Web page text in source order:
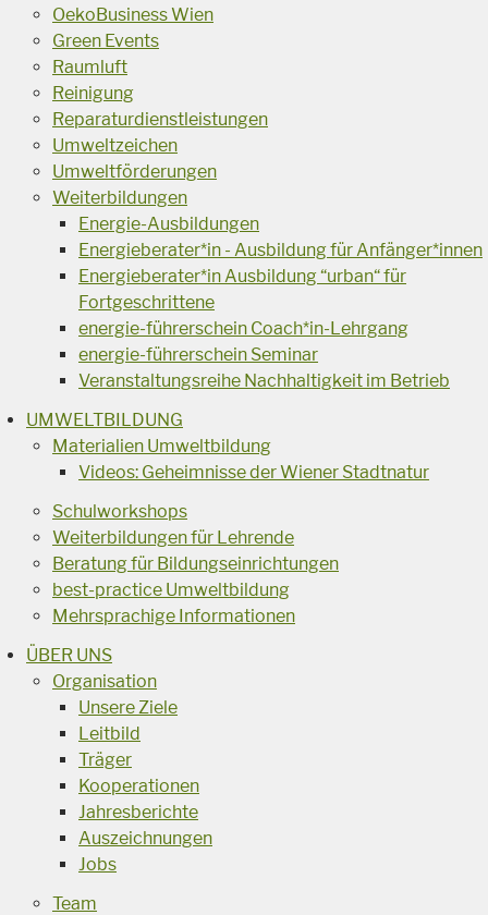
OekoBusiness Wien
Green Events
Raumluft
Reinigung
Reparaturdienstleistungen
Umweltzeichen
Umweltförderungen
Weiterbildungen
Energie-Ausbildungen
Energieberater*in - Ausbildung für Anfänger*innen
Energieberater*in Ausbildung “urban“ für
Fortgeschrittene
energie-führerschein Coach*in-Lehrgang
energie-führerschein Seminar
Veranstaltungsreihe Nachhaltigkeit im Betrieb
UMWELTBILDUNG
Materialien Umweltbildung
Videos: Geheimnisse der Wiener Stadtnatur
Schulworkshops
Weiterbildungen für Lehrende
Beratung für Bildungseinrichtungen
best-practice Umweltbildung
Mehrsprachige Informationen
ÜBER UNS
Organisation
Unsere Ziele
Leitbild
Träger
Kooperationen
Jahresberichte
Auszeichnungen
Jobs
Team